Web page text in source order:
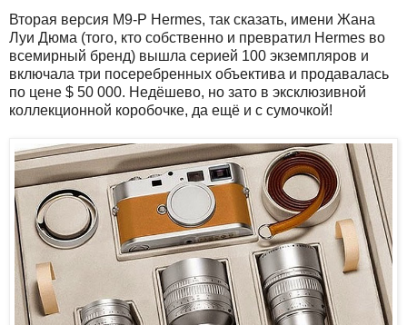
Вторая версия M9-P Hermes, так сказать, имени Жана
Луи Дюма (того, кто собственно и превратил Hermes во
всемирный бренд) вышла серией 100 экземпляров и
включала три посеребренных объектива и продавалась
по цене $ 50 000. Недёшево, но зато в эксклюзивной
коллекционной коробочке, да ещё и с сумочкой!